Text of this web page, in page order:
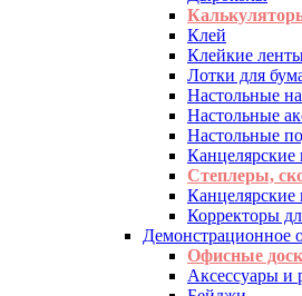
Клей
Клейкие
Лотки для
Настольные
Настольные
Настольные
Степлеры,
Канцелярские
Корректоры
Демонстрационное
Офисные
Аксессуары и